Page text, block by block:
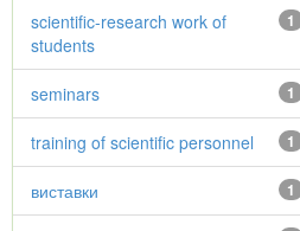
1
scientific-research work of
students
1
seminars
1
training of scientific personnel
1
виставки